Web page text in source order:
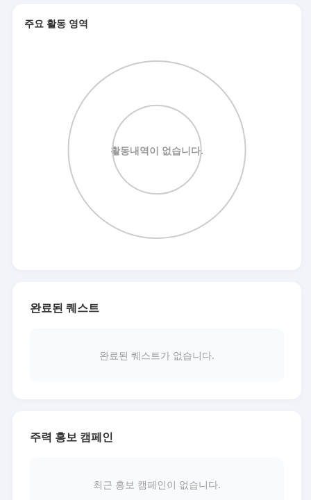
주요 활동 영역
완료된 퀘스트
완료된 퀘스트가 없습니다.
주력 홍보 캠페인
최근 홍보 캠페인이 없습니다.